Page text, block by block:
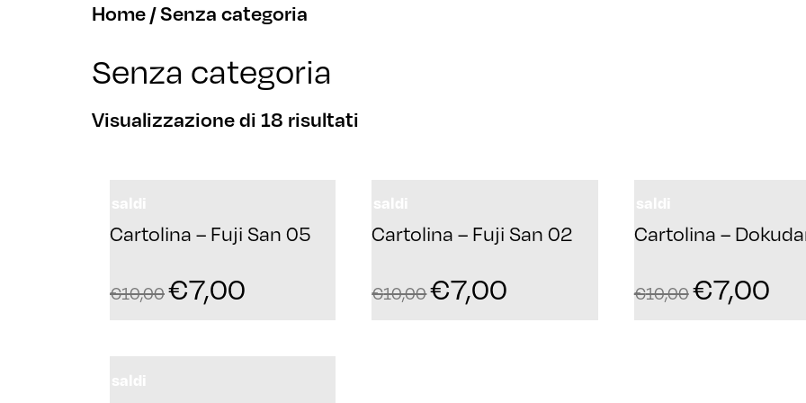
Home/ Senza categoria
Senza categoria
Visualizzazione di 18 risultati
Cartolina – Fuji San 05
€10,00€7,00
Cartolina – Fuji San 02
€10,00€7,00
Cartolina –
€10,00€7,00